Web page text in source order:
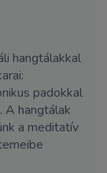
hangtálakkal
padokkal
A hangtálak
a meditatív